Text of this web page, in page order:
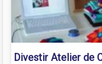
Divestir Atelier de